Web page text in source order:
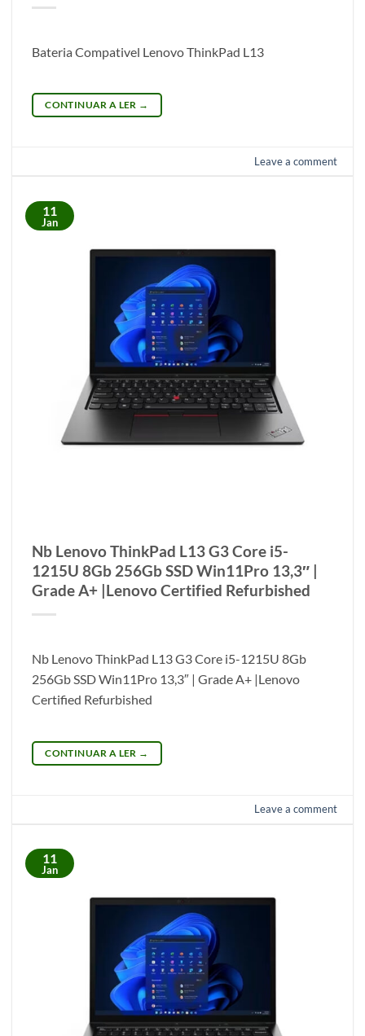
Bateria Compativel Lenovo ThinkPad L13
CONTINUAR A LER →
Leave a comment
11
Jan
Nb Lenovo ThinkPad L13 G3 Core i5-
1215U 8Gb 256Gb SSD Win11Pro 13,3″ |
Grade A+ |Lenovo Certified Refurbished
Nb Lenovo ThinkPad L13 G3 Core i5-1215U 8Gb
256Gb SSD Win11Pro 13,3″ | Grade A+ |Lenovo
Certified Refurbished
CONTINUAR A LER →
Leave a comment
11
Jan